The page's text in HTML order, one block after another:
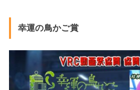
幸運の鳥かご賞